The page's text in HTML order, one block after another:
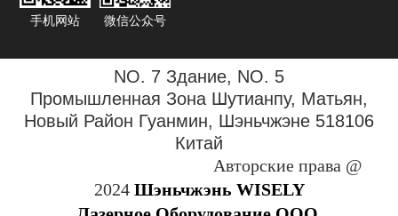
手机网站 微信公众号
NO. 7 Здание, NO. 5
Промышленная Зона Шутианпу, Матьян,
Новый Район Гуанмин, Шэньчжэне 518106
Китай
Авторские права @
2024 Шэньчжэнь WISELY